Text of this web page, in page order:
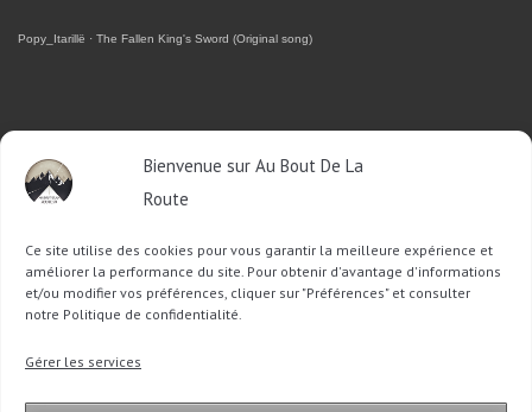
Bienvenue sur Au Bout De La
Route
Ce site utilise des cookies pour vous garantir la meilleure expérience et
améliorer la performance du site. Pour obtenir d'avantage d'informations
et/ou modifier vos préférences, cliquer sur "Préférences" et consulter
notre Politique de confidentialité.
Gérer les services
Popy_Itarillë · The Fallen King's Sword (Original song)
RETROUVEZ-MOI SUR FACEBOOK
OU SUR TWITTER
Follow @Sophie_ABDLRTweet to @Sophie_ABDLR